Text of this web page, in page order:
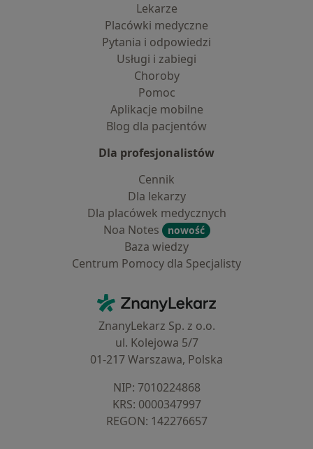
Lekarze
Placówki medyczne
Pytania i odpowiedzi
Usługi i zabiegi
Choroby
Pomoc
Aplikacje mobilne
Blog dla pacjentów
Dla profesjonalistów
Cennik
Dla lekarzy
Dla placówek medycznych
Noa Notes
nowość
Baza wiedzy
Centrum Pomocy dla Specjalisty
ZnanyLekarz - Strona główna
ZnanyLekarz Sp. z o.o.
ul. Kolejowa 5/7
01-217 Warszawa, Polska
NIP: ⁠7010224868
KRS: ⁠0000347997
REGON: ⁠142276657